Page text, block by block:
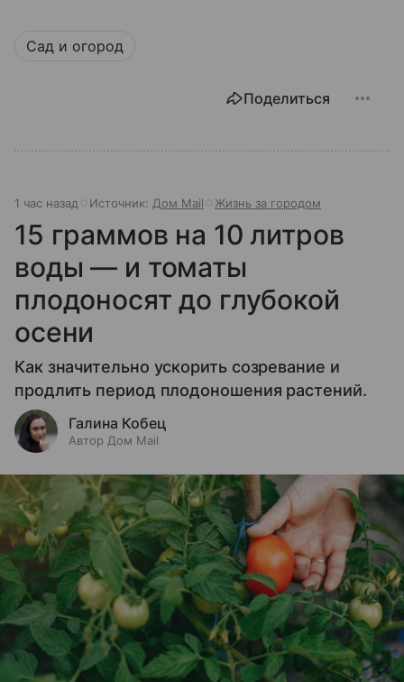
Сад и огород
Поделиться
1 час назад Источник: Дом Mail Жизнь за городом
15 граммов на 10 литров
воды — и томаты
плодоносят до глубокой
осени
Как значительно ускорить созревание и
продлить период плодоношения растений.
Галина Кобец
Автор Дом Mail